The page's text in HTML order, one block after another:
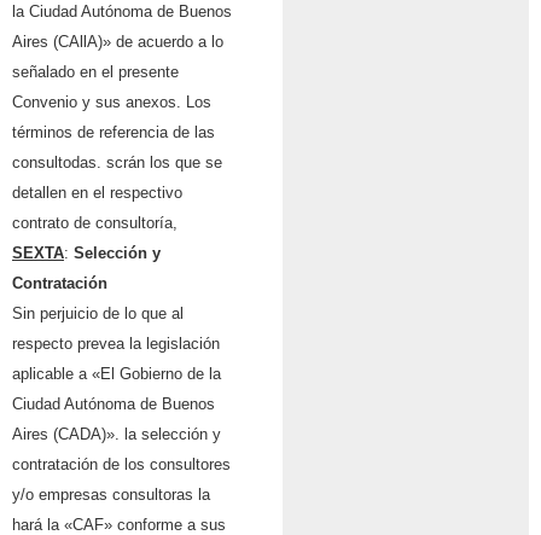
la Ciudad Autónoma de Buenos
Aires (CAllA)» de acuerdo a lo
señalado en el presente
Convenio y sus anexos. Los
términos de referencia de las
consultodas. scrán los que se
detallen en el respectivo
contrato de consultoría,
SEXTA: Selección y
Contratación
Sin perjuicio de lo que al
respecto prevea la legislación
aplicable a «El Gobierno de la
Ciudad Autónoma de Buenos
Aires (CADA)». la selección y
contratación de los consultores
y/o empresas consultoras la
hará la «CAF» conforme a sus